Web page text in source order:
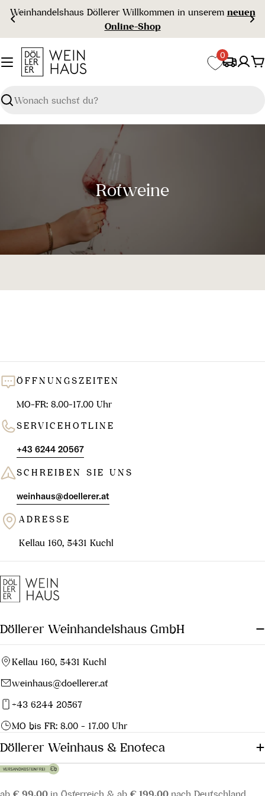
Zum
Inhalt
springen
Weinhandelshaus Döllerer Willkommen in unserem neuen
Online-Shop
Suchen
0
S
a
m
m
u
Rotweine
ÖFFNUNGSZEITEN
MO-FR: 8.00-17.00 Uhr
SERVICEHOTLINE
+43 6244 20567
SCHREIBEN SIE UNS
weinhaus@doellerer.at
ADRESSE
Kellau 160, 5431 Kuchl
Döllerer Weinhandelshaus GmbH
Kellau 160, 5431 Kuchl
weinhaus@doellerer.at
+43 6244 20567
MO bis FR: 8.00 - 17.00 Uhr
Döllerer Weinhaus & Enoteca